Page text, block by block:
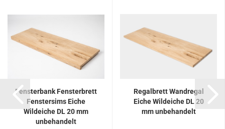
Fensterbank Fensterbrett
Fenstersims Eiche
Wildeiche DL 20 mm
unbehandelt
Regalbrett Wandregal
Eiche Wildeiche DL 20
mm unbehandelt